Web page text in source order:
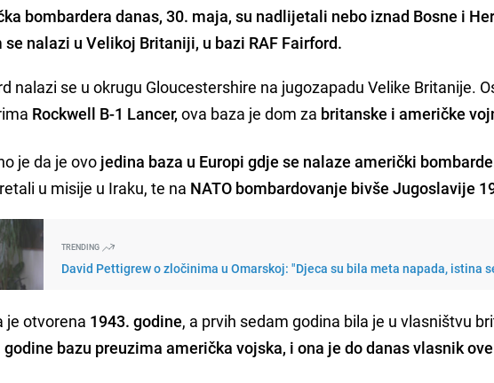
bombardera danas, 30. maja, su nadlijetali nebo iznad Bosne i
se nalazi u Velikoj Britaniji, u bazi RAF Fairford.
nalazi se u okrugu Gloucestershire na jugozapadu Velike Britanije.
Rockwell B-1 Lancer, ova baza je dom za britanske i američke
je da je ovo jedina baza u Europi gdje se nalaze američki
u misije u Iraku, te na NATO bombardovanje bivše Jugoslavije
TRENDING
David Pettigrew o zločinima u Omarskoj: "Djeca su bila meta napada, istina
je otvorena 1943. godine, a prvih sedam godina bila je u vlasništvu
godine bazu preuzima američka vojska, i ona je do danas vlasnik